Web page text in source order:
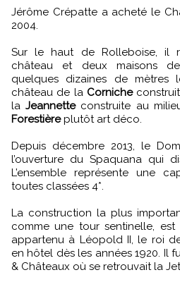
Jérôme Crépatte a acheté le Château de la Corniche en
2004.
Sur le haut de Rolleboise, il
château et deux maisons
quelques dizaines de
château de la Cornicheconstruit
laJeannetteconstruite au
Forestièreplutôt art déco.
Depuis décembre 2013, le
l’ouverture du Spaquana qui
L’ensemble représente une
toutes classées 4*.
La construction la plus
comme une tour sentinelle,
appartenu à Léopold II, le roi
en hôtel dès les années 1920. Il
& Châteaux où se retrouvait la